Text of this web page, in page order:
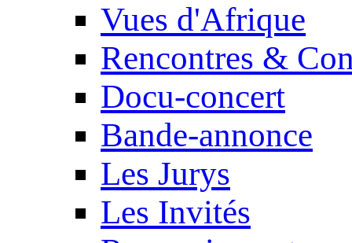
Vues d'Afrique
Rencontres &
Docu-concert
Bande-annonce
Les Jurys
Les Invités